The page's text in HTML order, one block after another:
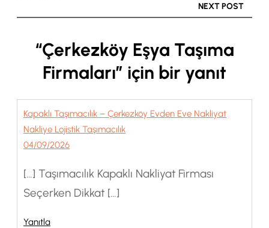
NEXT POST
“Çerkezköy Eşya Taşıma
Firmaları” için bir yanıt
Kapaklı Taşımacılık – Çerkezköy Evden Eve Nakliyat
Nakliye Lojistik Taşımacılık
04/09/2026
[…] Taşımacılık Kapaklı Nakliyat Firması
Seçerken Dikkat […]
Yanıtla